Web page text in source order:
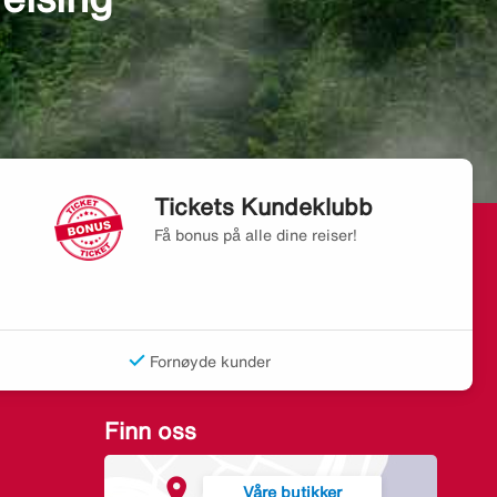
Tickets Kundeklubb
Få bonus på alle dine reiser!
Fornøyde kunder
Finn oss
Våre butikker